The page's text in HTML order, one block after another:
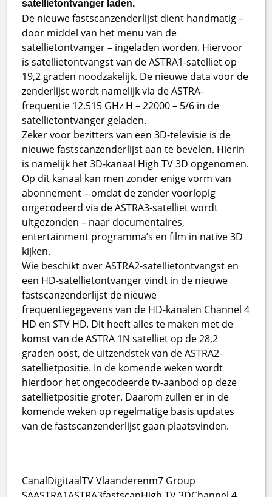
satellietontvanger laden.
De nieuwe fastscanzenderlijst dient handmatig –
door middel van het menu van de
satellietontvanger – ingeladen worden. Hiervoor
is satellietontvangst van de ASTRA1-satelliet op
19,2 graden noodzakelijk. De nieuwe data voor de
zenderlijst wordt namelijk via de ASTRA-
frequentie 12.515 GHz H – 22000 – 5/6 in de
satellietontvanger geladen.
Zeker voor bezitters van een 3D-televisie is de
nieuwe fastscanzenderlijst aan te bevelen. Hierin
is namelijk het 3D-kanaal High TV 3D opgenomen.
Op dit kanaal kan men zonder enige vorm van
abonnement – omdat de zender voorlopig
ongecodeerd via de ASTRA3-satelliet wordt
uitgezonden – naar documentaires,
entertainment programma’s en film in native 3D
kijken.
Wie beschikt over ASTRA2-satellietontvangst en
een HD-satellietontvanger vindt in de nieuwe
fastscanzenderlijst de nieuwe
frequentiegegevens van de HD-kanalen Channel 4
HD en STV HD. Dit heeft alles te maken met de
komst van de ASTRA 1N satelliet op de 28,2
graden oost, de uitzendstek van de ASTRA2-
satellietpositie. In de komende weken wordt
hierdoor het ongecodeerde tv-aanbod op deze
satellietpositie groter. Daarom zullen er in de
komende weken op regelmatige basis updates
van de fastscanzenderlijst gaan plaatsvinden.
CanalDigitaalTV Vlaanderenm7 Group